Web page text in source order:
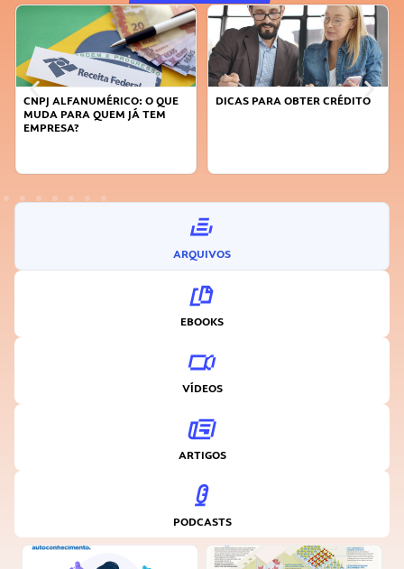
DICAS PARA OBTER CRÉDITO
FAÇA A DIFERENÇA: SEJA
ARQUIVOS
EBOOKS
VÍDEOS
ARTIGOS
PODCASTS